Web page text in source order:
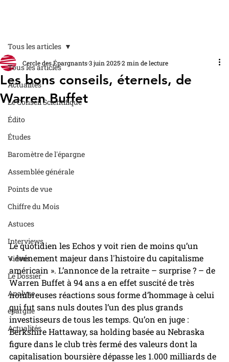
Tous les articles
Actualités
Le Conseil Scientifique
Édito
Études
Baromètre de l'épargne
Assemblée générale
Points de vue
Chiffre du Mois
Astuces
Interviews
Videos
Le Dossier
Analyse
epargne
Actualités
Tous les articles
Les bons conseils, éternels, de
Warren Buffet
Cercle des Épargnants3 juin 20252 min de lecture
Le quotidien les Echos y voit rien de moins qu’un
« événement majeur dans l'histoire du capitalisme
américain ». L’annonce de la retraite – surprise ? – de
Warren Buffet à 94 ans a en effet suscité de très
nombreuses réactions sous forme d’hommage à celui
qui fut sans nuls doutes l’un des plus grands
investisseurs de tous les temps. Qu’on en juge :
Berkshire Hattaway, sa holding basée au Nebraska
figure dans le club très fermé des valeurs dont la
capitalisation boursière dépasse les 1.000 milliards de